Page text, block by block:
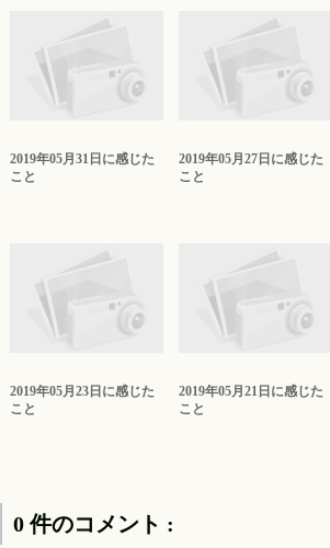
2019年05月31日に感じた
こと
2019年05月27日に感じた
こと
2019年05月23日に感じた
こと
2019年05月21日に感じた
こと
0 件のコメント :